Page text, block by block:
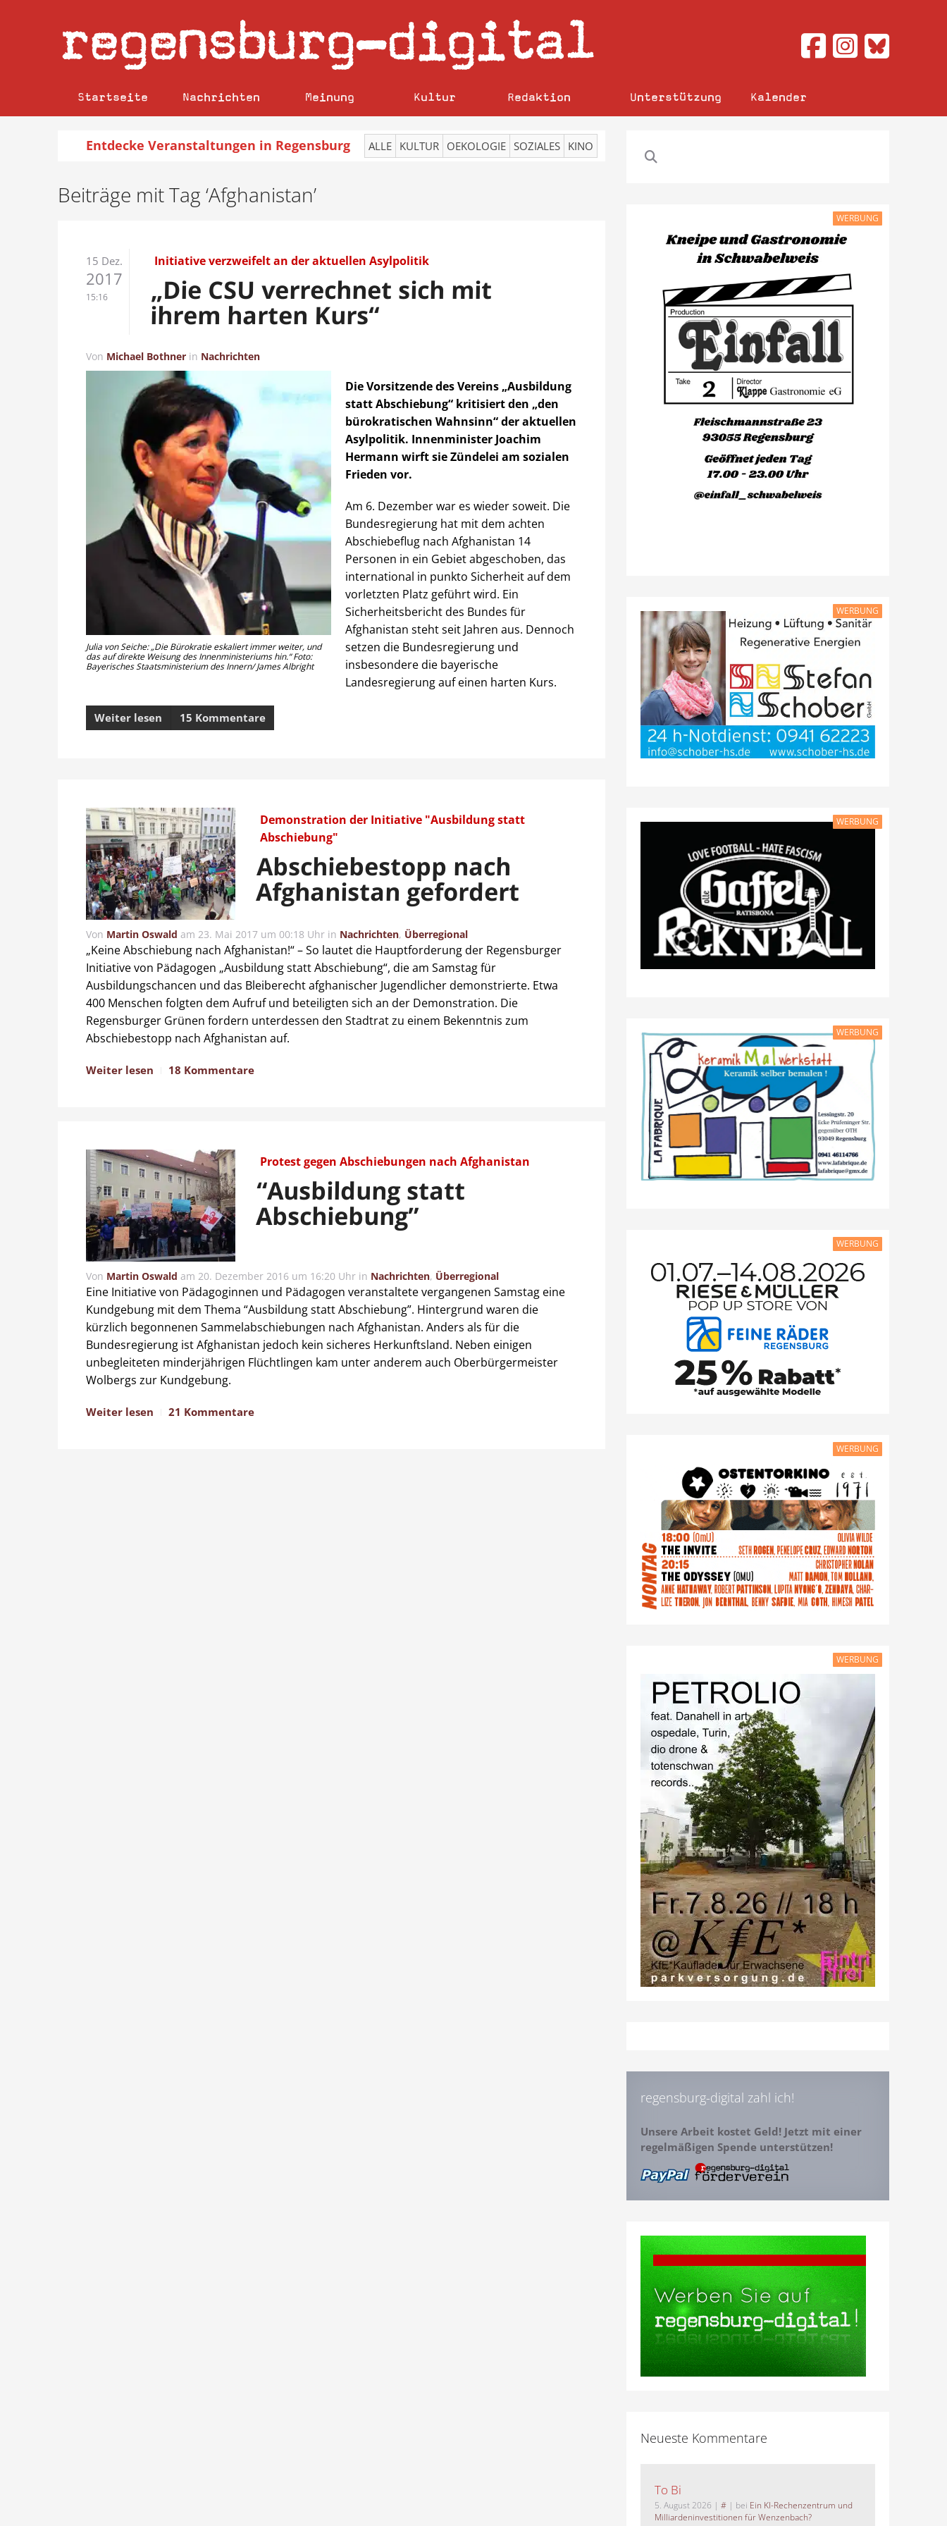
regensburg–digital
Startseite Nachrichten Meinung Kultur Redaktion Unterstützung Kalender
Entdecke Veranstaltungen in Regensburg ALLE KULTUR OEKOLOGIE SOZIALES KINO
Beiträge mit Tag ‘Afghanistan’
15 Dez.
2017
15:16
Initiative verzweifelt an der aktuellen Asylpolitik
„Die CSU verrechnet sich mit
ihrem harten Kurs“
Von Michael Bothner in Nachrichten
Julia von Seiche: „Die Bürokratie eskaliert immer weiter, und
das auf direkte Weisung des Innenministeriums hin.“ Foto:
Bayerisches Staatsministerium des Innern/ James Albright
Die Vorsitzende des Vereins „Ausbildung
statt Abschiebung“ kritisiert den „den
bürokratischen Wahnsinn“ der aktuellen
Asylpolitik. Innenminister Joachim
Hermann wirft sie Zündelei am sozialen
Frieden vor.
Am 6. Dezember war es wieder soweit. Die
Bundesregierung hat mit dem achten
Abschiebeflug nach Afghanistan 14
Personen in ein Gebiet abgeschoben, das
international in punkto Sicherheit auf dem
vorletzten Platz geführt wird. Ein
Sicherheitsbericht des Bundes für
Afghanistan steht seit Jahren aus. Dennoch
setzen die Bundesregierung und
insbesondere die bayerische
Landesregierung auf einen harten Kurs.
Weiter lesen 15 Kommentare
Demonstration der Initiative "Ausbildung statt
Abschiebung"
Abschiebestopp nach
Afghanistan gefordert
Von Martin Oswald am 23. Mai 2017 um 00:18 Uhr in Nachrichten, Überregional
„Keine Abschiebung nach Afghanistan!“ – So lautet die Hauptforderung der Regensburger
Initiative von Pädagogen „Ausbildung statt Abschiebung“, die am Samstag für
Ausbildungschancen und das Bleiberecht afghanischer Jugendlicher demonstrierte. Etwa
400 Menschen folgten dem Aufruf und beteiligten sich an der Demonstration. Die
Regensburger Grünen fordern unterdessen den Stadtrat zu einem Bekenntnis zum
Abschiebestopp nach Afghanistan auf.
Weiter lesen 18 Kommentare
Protest gegen Abschiebungen nach Afghanistan
“Ausbildung statt
Abschiebung”
Von Martin Oswald am 20. Dezember 2016 um 16:20 Uhr in Nachrichten, Überregional
Eine Initiative von Pädagoginnen und Pädagogen veranstaltete vergangenen Samstag eine
Kundgebung mit dem Thema “Ausbildung statt Abschiebung”. Hintergrund waren die
kürzlich begonnenen Sammelabschiebungen nach Afghanistan. Anders als für die
Bundesregierung ist Afghanistan jedoch kein sicheres Herkunftsland. Neben einigen
unbegleiteten minderjährigen Flüchtlingen kam unter anderem auch Oberbürgermeister
Wolbergs zur Kundgebung.
Weiter lesen 21 Kommentare
WERBUNG
WERBUNG
WERBUNG
WERBUNG
WERBUNG
WERBUNG
WERBUNG
regensburg-digital zahl ich!
Unsere Arbeit kostet Geld! Jetzt mit einer
regelmäßigen Spende unterstützen!
Neueste Kommentare
To Bi
5. August 2026 | #| bei Ein KI-Rechenzentrum und
Milliardeninvestitionen für Wenzenbach?